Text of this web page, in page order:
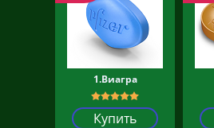
1.Виагра
Купить